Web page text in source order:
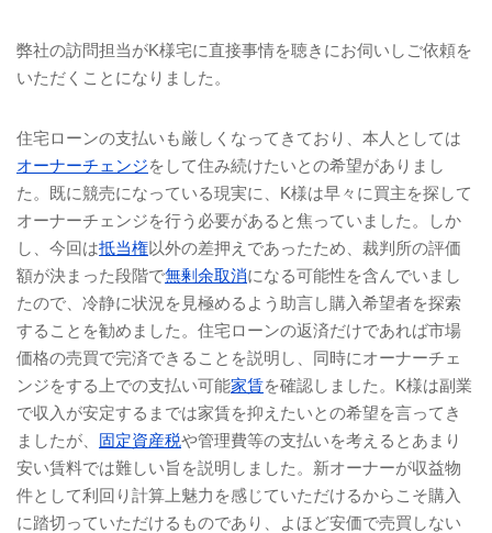
弊社の訪問担当がK様宅に直接事情を聴きにお伺いしご依頼を
いただくことになりました。
住宅ローンの支払いも厳しくなってきており、本人としては
オーナーチェンジをして住み続けたいとの希望がありまし
た。既に競売になっている現実に、 K様は早々に買主を探して
オーナーチェンジを行う必要があると焦っていました。しか
し、今回は抵当権以外の差押えであったため、裁判所の評価
額が決まった段階で無剰余取消になる可能性を含んでいまし
たので、冷静に状況を見極めるよう助言し購入希望者を探索
することを勧めました。住宅ローンの返済だけであれば市場
価格の売買で完済できることを説明し、同時にオーナーチェ
ンジをする上での支払い可能家賃を確認しました。 K様は副業
で収入が安定するまでは家賃を抑えたいとの希望を言ってき
ましたが、 固定資産税や管理費等の支払いを考えるとあまり
安い賃料では難しい旨を説明しました。新オーナーが収益物
件として利回り計算上魅力を感じていただけるからこそ購入
に踏切っていただけるものであり、よほど安価で売買しない